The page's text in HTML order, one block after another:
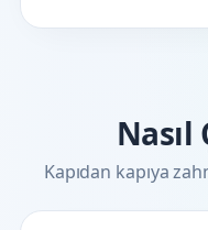
Nasıl
Kapıdan kapıya